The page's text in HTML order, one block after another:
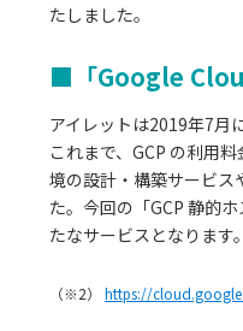
たしました。
■「Google
アイレットは2019年7月
これまで、GCP の利用
境の設計・構築サービス
た。今回の「GCP 静的
たなサービスとなります。
（※2） https://